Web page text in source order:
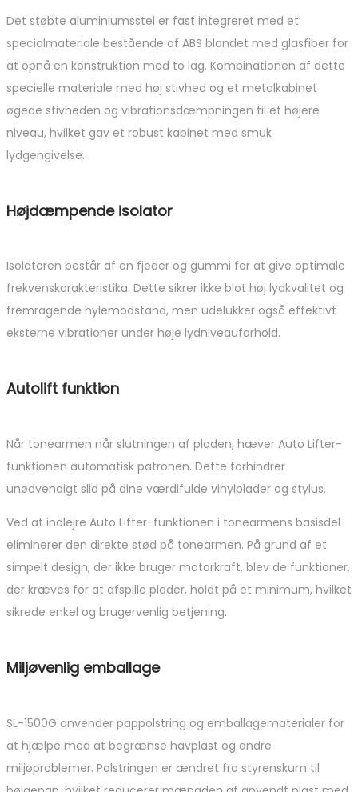
Det støbte aluminiumsstel er fast integreret med et
specialmateriale bestående af ABS blandet med glasfiber for
at opnå en konstruktion med to lag. Kombinationen af dette
specielle materiale med høj stivhed og et metalkabinet
øgede stivheden og vibrationsdæmpningen til et højere
niveau, hvilket gav et robust kabinet med smuk
lydgengivelse.
Højdæmpende isolator
Isolatoren består af en fjeder og gummi for at give optimale
frekvenskarakteristika. Dette sikrer ikke blot høj lydkvalitet og
fremragende hylemodstand, men udelukker også effektivt
eksterne vibrationer under høje lydniveauforhold.
Autolift funktion
Når tonearmen når slutningen af pladen, hæver Auto Lifter-
funktionen automatisk patronen. Dette forhindrer
unødvendigt slid på dine værdifulde vinylplader og stylus.
Ved at indlejre Auto Lifter-funktionen i tonearmens basisdel
eliminerer den direkte stød på tonearmen. På grund af et
simpelt design, der ikke bruger motorkraft, blev de funktioner,
der kræves for at afspille plader, holdt på et minimum, hvilket
sikrede enkel og brugervenlig betjening.
Miljøvenlig emballage
SL-1500G anvender pappolstring og emballagematerialer for
at hjælpe med at begrænse havplast og andre
miljøproblemer. Polstringen er ændret fra styrenskum til